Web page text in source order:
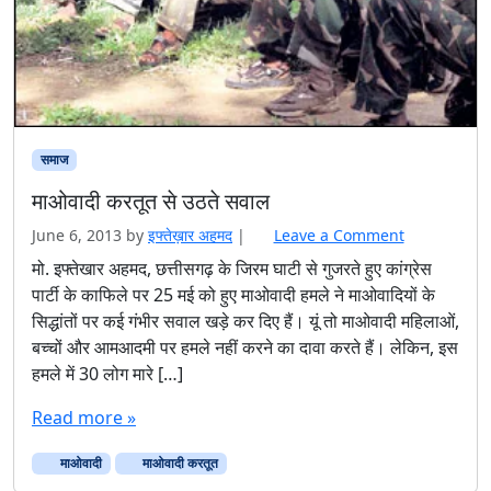
समाज
माओवादी करतूत से उठते सवाल
June 6, 2013 by इफ्तेख़ार अहमद | Leave a Comment
मो. इफ्तेखार अहमद, छत्तीसगढ़ के जिरम घाटी से गुजरते हुए कांग्रेस
पार्टी के काफिले पर 25 मई को हुए माओवादी हमले ने माओवादियों के
सिद्धांतों पर कई गंभीर सवाल खड़े कर दिए हैं। यूं तो माओवादी महिलाओं,
बच्चों और आमआदमी पर हमले नहीं करने का दावा करते हैं। लेकिन, इस
हमले में 30 लोग मारे […]
Read more »
माओवादी माओवादी करतूत